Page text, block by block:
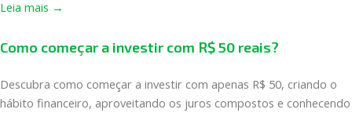
Leia mais →
Como começar a investir com R$ 50 reais?
Descubra como começar a investir com apenas R$ 50, criando o
hábito financeiro, aproveitando os juros compostos e conhecendo